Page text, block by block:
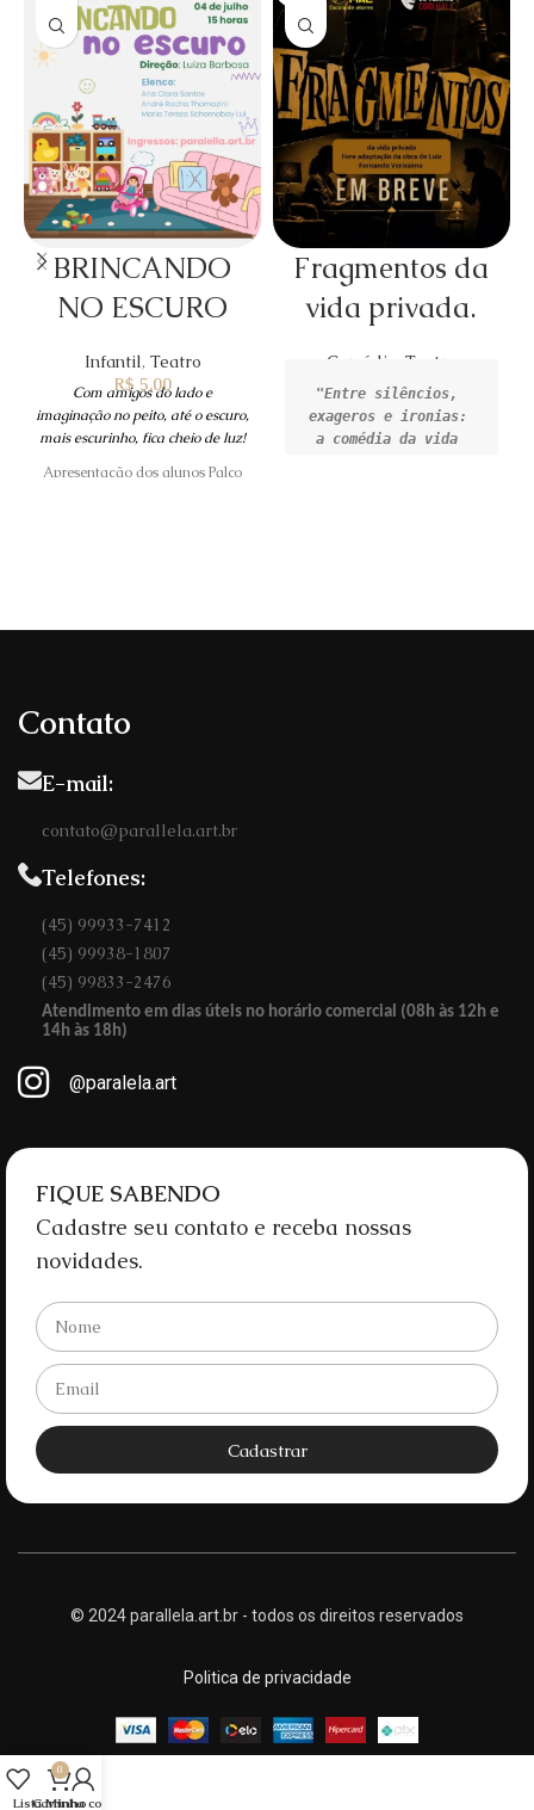
BRINCANDO
NO ESCURO
Infantil, Teatro
R$ 5,00
Com amigos do lado e
imaginação no peito, até o escuro,
mais escurinho, fica cheio de luz!
Apresentação dos alunos Palco
Fragmentos da
vida privada.
Comédia Teatro
"Entre silêncios,
exageros e ironias:
a comédia da vida
Contato
E-mail:
contato@parallela.art.br
Telefones:
(45) 99933-7412
(45) 99938-1807
(45) 99833-2476
Atendimento em dias úteis no horário comercial (08h às 12h e
14h às 18h)
@paralela.art
FIQUE SABENDO
Cadastre seu contato e receba nossas
novidades.
Cadastrar
© 2024 parallela.art.br - todos os direitos reservados
Politica de privacidade
Lista
0
Carrinho
Minha conta